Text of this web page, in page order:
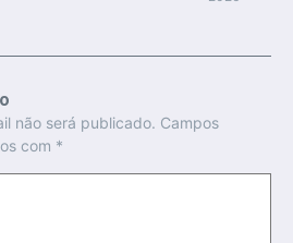
não será publicado. Campos
com *